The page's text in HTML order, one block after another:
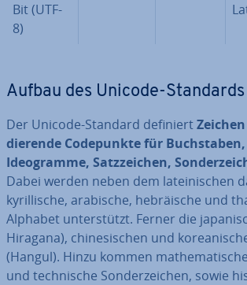
Bit (UTF-
8)
Aufbau des Unicode-Standards
Der Unicode-Standard definiert
die­ren­de Code­punk­te für
Ideo­gram­me, Satz­zei­chen,
Dabei werden neben dem la­tei­ni­schen
ky­ril­li­sche, arabische, he­bräi­sche und
Alphabet un­ter­stützt. Ferner die
Hiragana), chi­ne­si­schen und
(Hangul). Hinzu kommen
und tech­ni­sche Son­der­zei­chen, sowie